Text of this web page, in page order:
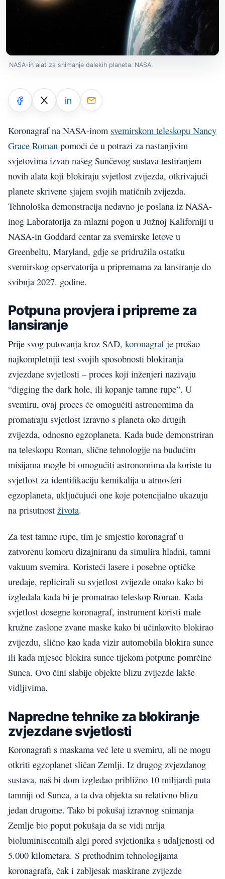
NASA-in alat za snimanje dalekih planeta. NASA.
Koronagraf na NASA-inom svemirskom teleskopu Nancy
Grace Roman pomoći će u potrazi za nastanjivim
svjetovima izvan našeg Sunčevog sustava testiranjem
novih alata koji blokiraju svjetlost zvijezda, otkrivajući
planete skrivene sjajem svojih matičnih zvijezda.
Tehnološka demonstracija nedavno je poslana iz NASA-
inog Laboratorija za mlazni pogon u Južnoj Kaliforniji u
NASA-in Goddard centar za svemirske letove u
Greenbeltu, Maryland, gdje se pridružila ostatku
svemirskog opservatorija u pripremama za lansiranje do
svibnja 2027. godine.
Potpuna provjera i pripreme za
lansiranje
Prije svog putovanja kroz SAD, koronagrafje prošao
najkompletniji test svojih sposobnosti blokiranja
zvjezdane svjetlosti – proces koji inženjeri nazivaju
“digging the dark hole, ili kopanje tamne rupe”. U
svemiru, ovaj proces će omogućiti astronomima da
promatraju svjetlost izravno s planeta oko drugih
zvijezda, odnosno egzoplaneta. Kada bude demonstriran
na teleskopu Roman, slične tehnologije na budućim
misijama mogle bi omogućiti astronomima da koriste tu
svjetlost za identifikaciju kemikalija u atmosferi
egzoplaneta, uključujući one koje potencijalno ukazuju
na prisutnost života.
Za test tamne rupe, tim je smjestio koronagraf u
zatvorenu komoru dizajniranu da simulira hladni, tamni
vakuum svemira. Koristeći lasere i posebne optičke
uređaje, replicirali su svjetlost zvijezde onako kako bi
izgledala kada bi je promatrao teleskop Roman. Kada
svjetlost dosegne koronagraf, instrument koristi male
kružne zaslone zvane maske kako bi učinkovito blokirao
zvijezdu, slično kao kada vizir automobila blokira sunce
ili kada mjesec blokira sunce tijekom potpune pomrčine
Sunca. Ovo čini slabije objekte blizu zvijezde lakše
vidljivima.
Napredne tehnike za blokiranje
zvjezdane svjetlosti
Koronagrafi s maskama već lete u svemiru, ali ne mogu
otkriti egzoplanet sličan Zemlji. Iz drugog zvjezdanog
sustava, naš bi dom izgledao približno 10 milijardi puta
tamniji od Sunca, a ta dva objekta su relativno blizu
jedan drugome. Tako bi pokušaj izravnog snimanja
Zemlje bio poput pokušaja da se vidi mrlja
bioluminiscentnih algi pored svjetionika s udaljenosti od
5.000 kilometara. S prethodnim tehnologijama
koronagrafa, čak i zabljesak maskirane zvijezde